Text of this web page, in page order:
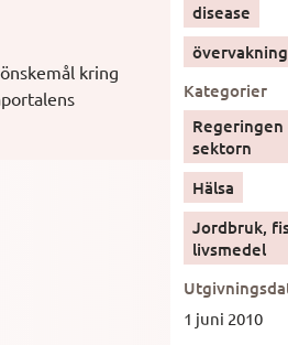
kring
disease
övervakning
Kategorier
sektorn
Hälsa
Jordbruk,
livsmedel
1 juni 2010